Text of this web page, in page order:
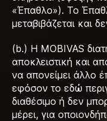
«Έπαθλο»). Το
μεταβιβάζεται και
(b.) Η MOBIVAS
αποκλειστική και
να απονείμει άλλο
εφόσον το εδώ
διαθέσιμο ή δεν
μέρει, για